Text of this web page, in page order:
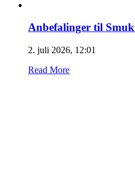
Anbefalinger til
2. juli 2026, 12:01
Read More